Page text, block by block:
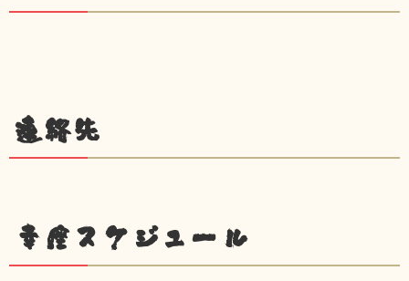
連絡先
幸座スケジュール